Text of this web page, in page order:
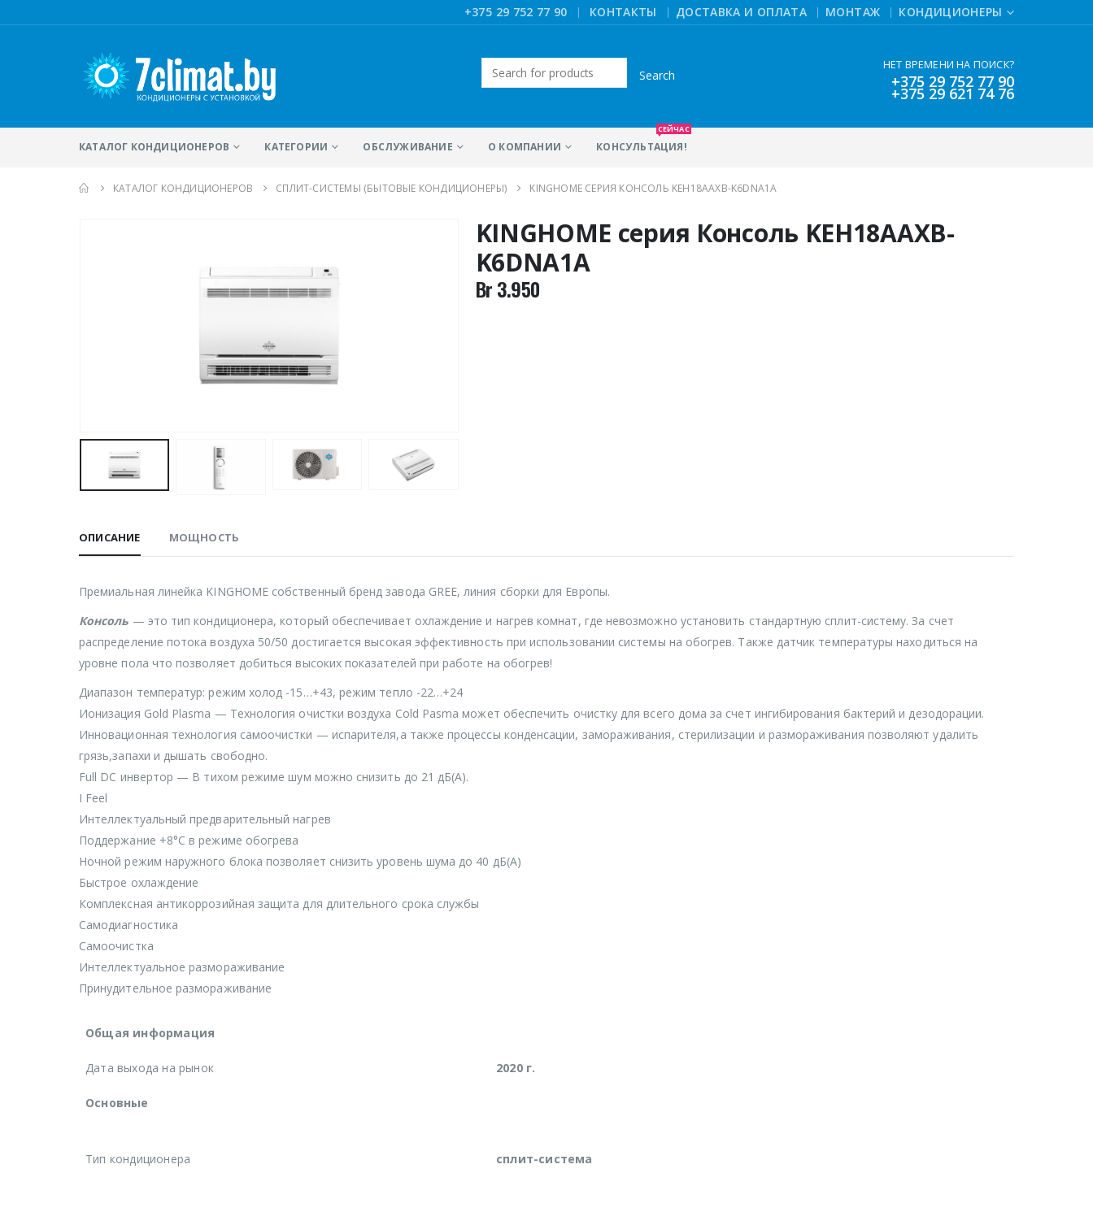
+375 29 752 77 90 | КОНТАКТЫ ДОСТАВКА И ОПЛАТА МОНТАЖ КОНДИЦИОНЕРЫ
Искать: НЕТ ВРЕМЕНИ НА ПОИСК?
+375 29 752 77 90
+375 29 621 74 76
КАТАЛОГ КОНДИЦИОНЕРОВ КАТЕГОРИИ ОБСЛУЖИВАНИЕ О КОМПАНИИ КОНСУЛЬТАЦИЯ!
СЕЙЧАС
КАТАЛОГ КОНДИЦИОНЕРОВ CПЛИТ-СИСТЕМЫ (БЫТОВЫЕ КОНДИЦИОНЕРЫ) KINGHOME СЕРИЯ КОНСОЛЬ KEH18AAXB-K6DNA1A
KINGHOME серия Консоль KEH18AAXB-
K6DNA1A
Br3.950
ОПИСАНИЕ МОЩНОСТЬ
Премиальная линейка KINGHOME собственный бренд завода GREE, линия сборки для Европы.
Консоль — это тип кондиционера, который обеспечивает охлаждение и нагрев комнат, где невозможно установить стандартную сплит-систему. За счет
распределение потока воздуха 50/50 достигается высокая эффективность при использовании системы на обогрев. Также датчик температуры находиться на
уровне пола что позволяет добиться высоких показателей при работе на обогрев!
Диапазон температур: режим холод -15…+43, режим тепло -22…+24
Ионизация Gold Plasma — Технология очистки воздуха Cold Pasma может обеспечить очистку для всего дома за счет ингибирования бактерий и дезодорации.
Инновационная технология самоочистки — испарителя,а также процессы конденсации, замораживания, стерилизации и размораживания позволяют удалить
грязь,запахи и дышать свободно.
Full DC инвертор — В тихом режиме шум можно снизить до 21 дБ(А).
I Feel
Интеллектуальный предварительный нагрев
Поддержание +8°С в режиме обогрева
Ночной режим наружного блока позволяет снизить уровень шума до 40 дБ(А)
Быстрое охлаждение
Комплексная антикоррозийная защита для длительного срока службы
Самодиагностика
Самоочистка
Интеллектуальное размораживание
Принудительное размораживание
Общая информация
Дата выхода на рынок 2020 г.
Основные
Тип кондиционера сплит-система